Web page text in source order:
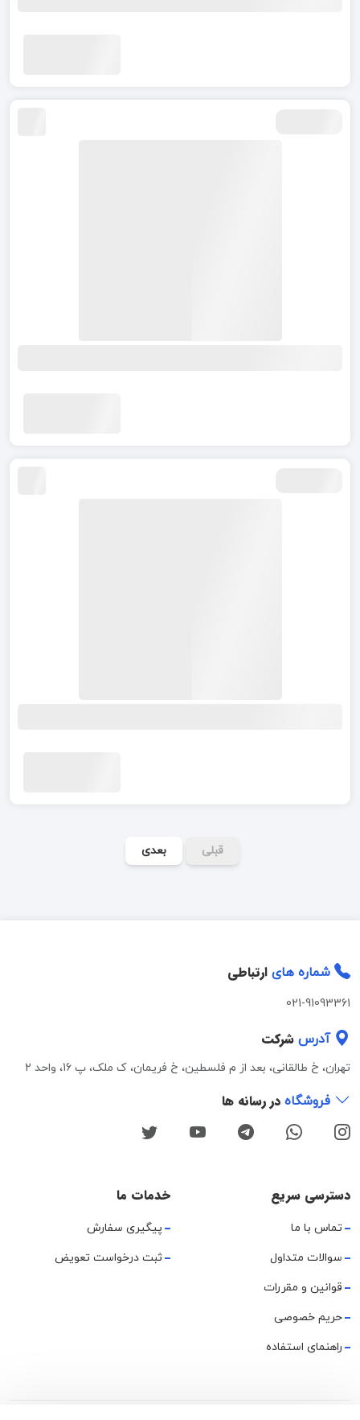
قبلی بعدی
شماره های ارتباطی
021-91093361
آدرس شرکت
تهران، خ طالقانی، بعد از م فلسطین، خ فریمان، ک ملک، پ 16، واحد 2
فروشگاه در رسانه ها
دسترسی سریع
تماس با ما
سوالات متداول
قوانین و مقررات
حریم خصوصی
راهنمای استفاده
خدمات ما
پیگیری سفارش
ثبت درخواست تعویض